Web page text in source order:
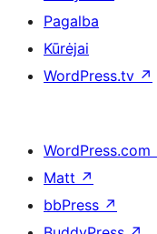
Pagalba
Kūrėjai
WordPress.tv ↗
WordPress.com
Matt ↗
bbPress ↗